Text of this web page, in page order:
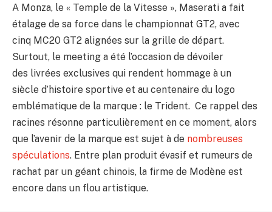
A Monza, le « Temple de la Vitesse », Maserati a fait
étalage de sa force dans le championnat GT2, avec
cinq MC20 GT2 alignées sur la grille de départ.
Surtout, le meeting a été l’occasion de dévoiler
des livrées exclusives qui rendent hommage à un
siècle d’histoire sportive et au centenaire du logo
emblématique de la marque : le Trident. Ce rappel des
racines résonne particulièrement en ce moment, alors
que l’avenir de la marque est sujet à de nombreuses
spéculations. Entre plan produit évasif et rumeurs de
rachat par un géant chinois, la firme de Modène est
encore dans un flou artistique.